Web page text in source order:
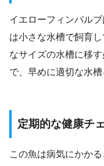
イエローフィンバル
は小さな水槽で飼育
なサイズの水槽に移
で、早めに適切な水
定期的な健康チ
この魚は病気にかか